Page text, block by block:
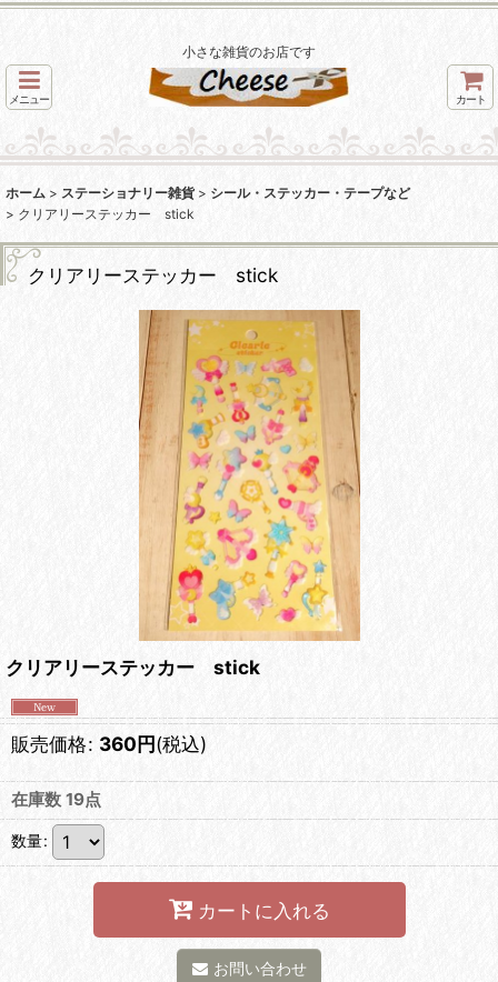
小さな雑貨のお店です
メニュー カート
ホーム > ステーショナリー雑貨 > シール・ステッカー・テープなど
> クリアリーステッカー stick
クリアリーステッカー stick
クリアリーステッカー stick
販売価格: 360円(税込)
在庫数 19点
数量:
カートに入れる
お問い合わせ